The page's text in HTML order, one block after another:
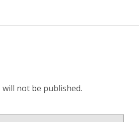
not be published.